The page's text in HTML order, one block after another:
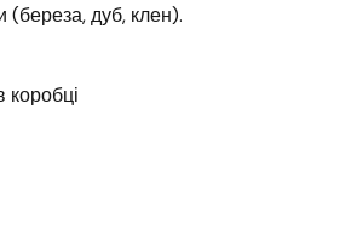
(береза, дуб, клен).
коробці